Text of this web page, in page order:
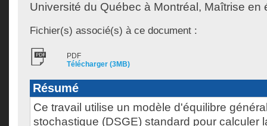
Université du Québec à Montréal, Maîtrise en
Fichier(s) associé(s) à ce document :
PDF
Télécharger (3MB)
Résumé
Ce travail utilise un modèle d'équilibre
stochastique (DSGE) standard pour calculer